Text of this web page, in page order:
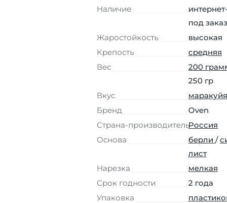
Наличие
под заказ
Жаростойкость
высокая
Крепость
средняя
Вес
200
250 гр
Вкус
маракуйя
Бренд
Oven
Страна-производительРоссия
Основа
берли /
лист
Нарезка
мелкая
Срок годности
2 года
Упаковка